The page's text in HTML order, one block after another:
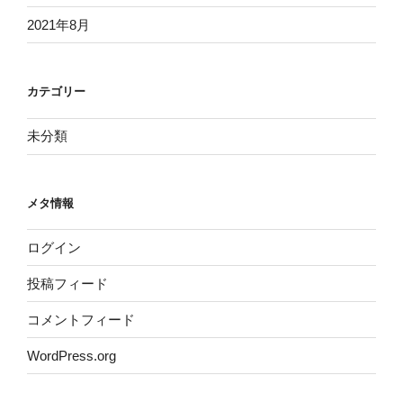
2021年8月
カテゴリー
未分類
メタ情報
ログイン
投稿フィード
コメントフィード
WordPress.org